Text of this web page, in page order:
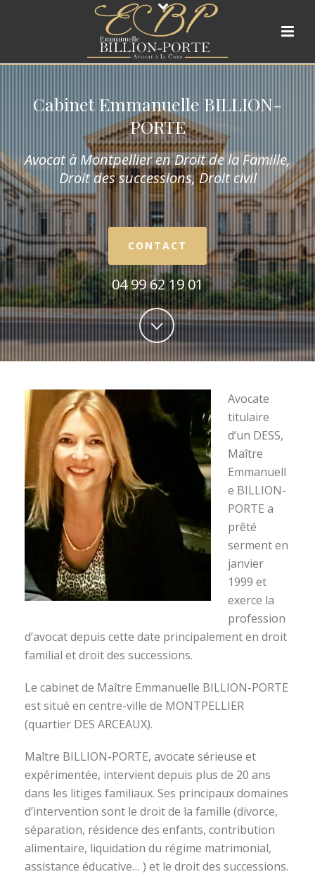
Cabinet Emmanuelle BILLION-
PORTE
Avocat à Montpellier en Droit de la Famille,
Droit des successions, Droit civil
CONTACT
04 99 62 19 01
Avocate
titulaire
d’un DESS,
Maître
Emmanuell
e BILLION-
PORTE a
prêté
serment en
janvier
1999 et
exerce la
profession
d’avocat depuis cette date principalement en droit
familial et droit des successions.
Le cabinet de Maître Emmanuelle BILLION-PORTE
est situé en centre-ville de MONTPELLIER
(quartier DES ARCEAUX).
Maître BILLION-PORTE, avocate sérieuse et
expérimentée, intervient depuis plus de 20 ans
dans les litiges familiaux. Ses principaux domaines
d’intervention sont le droit de la famille (divorce,
séparation, résidence des enfants, contribution
alimentaire, liquidation du régime matrimonial,
assistance éducative… ) et le droit des successions.